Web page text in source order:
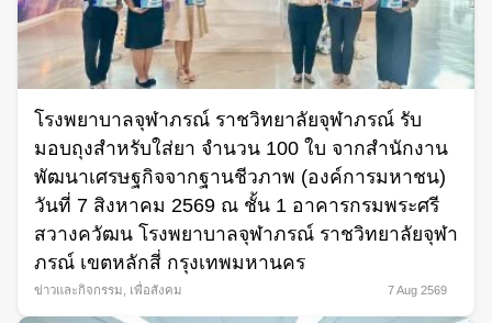
โรงพยาบาลจุฬาภรณ์ ราชวิทยาลัยจุฬาภรณ์ รับ
มอบถุงสำหรับใส่ยา จำนวน 100 ใบ จากสำนักงาน
พัฒนาเศรษฐกิจจากฐานชีวภาพ (องค์การมหาชน)
วันที่ 7 สิงหาคม 2569 ณ ชั้น 1 อาคารกรมพระศรี
สวางควัฒน โรงพยาบาลจุฬาภรณ์ ราชวิทยาลัยจุฬา
ภรณ์ เขตหลักสี่ กรุงเทพมหานคร
ข่าวและกิจกรรม เพื่อสังคม 7 Aug 2569